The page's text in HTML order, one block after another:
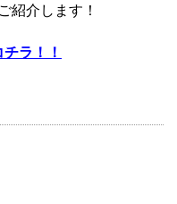
紹介します！
ラ！！